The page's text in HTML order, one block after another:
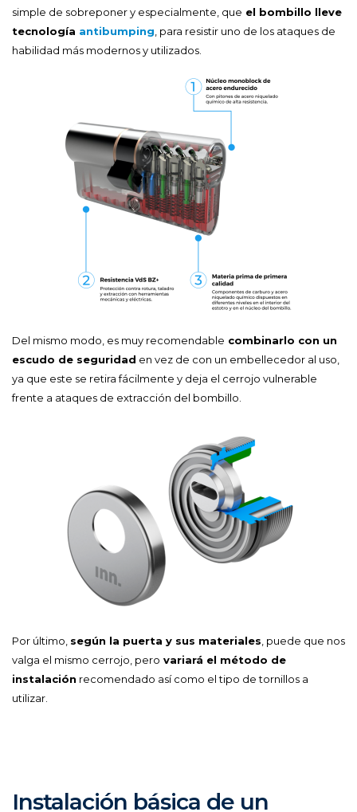
simple de sobreponer y especialmente, que el bombillo lleve
tecnología antibumping , para resistir uno de los ataques de
habilidad más modernos y utilizados.
Del mismo modo, es muy recomendable combinarlo con un
escudo de seguridad en vez de con un embellecedor al uso,
ya que este se retira fácilmente y deja el cerrojo vulnerable
frente a ataques de extracción del bombillo.
Por último, según la puerta y sus materiales , puede que nos
valga el mismo cerrojo, pero variará el método de
instalación recomendado así como el tipo de tornillos a
utilizar.
Instalación básica de un